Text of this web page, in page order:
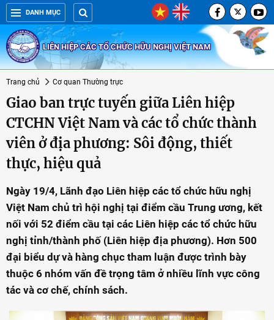
DANH MỤC
LIÊN HIỆP CÁC TỔ CHỨC HỮU NGHỊ VIỆT NAM
Trang chủ Cơ quan Thường trực
Giao ban trực tuyến giữa Liên hiệp
CTCHN Việt Nam và các tổ chức thành
viên ở địa phương: Sôi động, thiết
thực, hiệu quả
Ngày 19/4, Lãnh đạo Liên hiệp các tổ chức hữu nghị
Việt Nam chủ trì hội nghị tại điểm cầu Trung ương, kết
nối với 52 điểm cầu tại các Liên hiệp các tổ chức hữu
nghị tỉnh/thành phố (Liên hiệp địa phương). Hơn 500
đại biểu dự và hàng chục tham luận được trình bày
thuộc 6 nhóm vấn đề trọng tâm ở nhiều lĩnh vực công
tác và cơ chế, chính sách.